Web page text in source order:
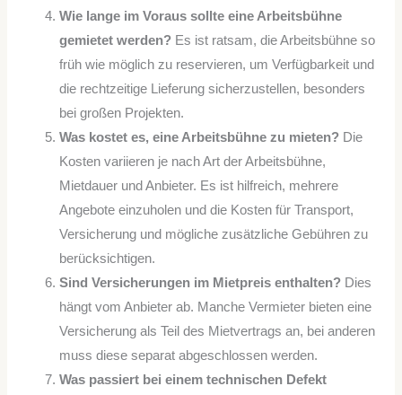
Wie lange im Voraus sollte eine Arbeitsbühne
gemietet werden? Es ist ratsam, die Arbeitsbühne so
früh wie möglich zu reservieren, um Verfügbarkeit und
die rechtzeitige Lieferung sicherzustellen, besonders
bei großen Projekten.
Was kostet es, eine Arbeitsbühne zu mieten? Die
Kosten variieren je nach Art der Arbeitsbühne,
Mietdauer und Anbieter. Es ist hilfreich, mehrere
Angebote einzuholen und die Kosten für Transport,
Versicherung und mögliche zusätzliche Gebühren zu
berücksichtigen.
Sind Versicherungen im Mietpreis enthalten? Dies
hängt vom Anbieter ab. Manche Vermieter bieten eine
Versicherung als Teil des Mietvertrags an, bei anderen
muss diese separat abgeschlossen werden.
Was passiert bei einem technischen Defekt